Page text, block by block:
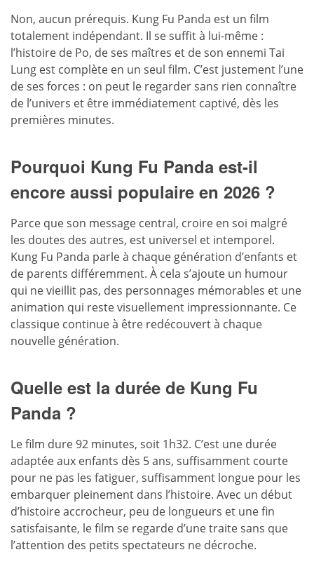
Non, aucun prérequis. Kung Fu Panda est un film
totalement indépendant. Il se suffit à lui-même :
l’histoire de Po, de ses maîtres et de son ennemi Tai
Lung est complète en un seul film. C’est justement l’une
de ses forces : on peut le regarder sans rien connaître
de l’univers et être immédiatement captivé, dès les
premières minutes.
Pourquoi Kung Fu Panda est-il
encore aussi populaire en 2026 ?
Parce que son message central, croire en soi malgré
les doutes des autres, est universel et intemporel.
Kung Fu Panda parle à chaque génération d’enfants et
de parents différemment. À cela s’ajoute un humour
qui ne vieillit pas, des personnages mémorables et une
animation qui reste visuellement impressionnante. Ce
classique continue à être redécouvert à chaque
nouvelle génération.
Quelle est la durée de Kung Fu
Panda ?
Le film dure 92 minutes, soit 1h32. C’est une durée
adaptée aux enfants dès 5 ans, suffisamment courte
pour ne pas les fatiguer, suffisamment longue pour les
embarquer pleinement dans l’histoire. Avec un début
d’histoire accrocheur, peu de longueurs et une fin
satisfaisante, le film se regarde d’une traite sans que
l’attention des petits spectateurs ne décroche.